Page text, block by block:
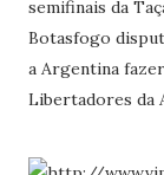
semifinais da
Botasfogo
a Argentina
Libertadores da